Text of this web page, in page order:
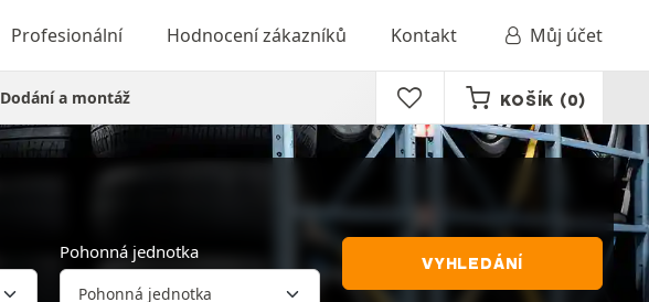
Profesionální Hodnocení zákazníků Kontakt Můj účet
Dodání a montáž KOŠÍK (0)
Pohonná jednotka
VYHLEDÁNÍ